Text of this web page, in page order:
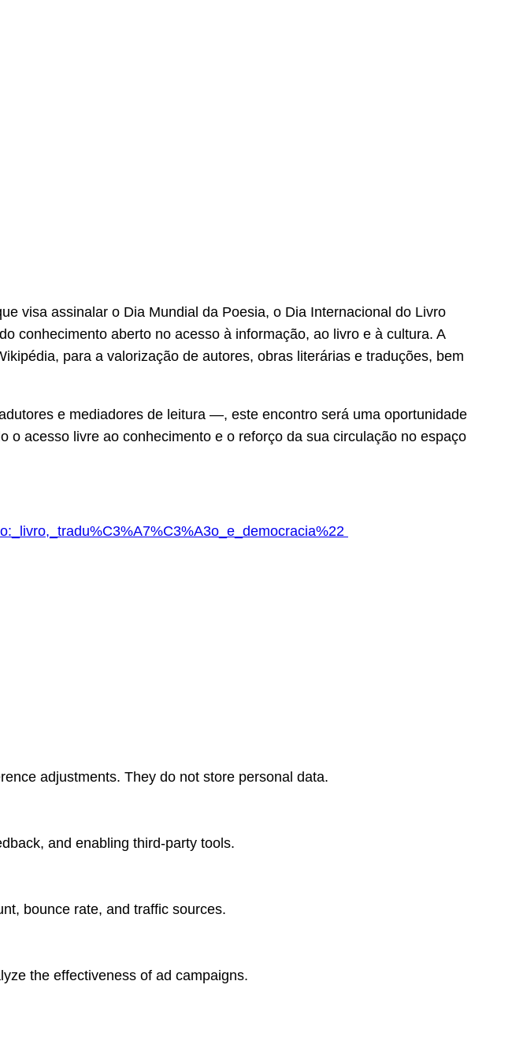
visa assinalar o Dia Mundial da Poesia, o Dia Internacional do Livro
conhecimento aberto no acesso à informação, ao livro e à cultura. A
para a valorização de autores, obras literárias e traduções, bem
e mediadores de leitura —, este encontro será uma oportunidade
acesso livre ao conhecimento e o reforço da sua circulação no espaço
adjustments. They do not store personal data.
and enabling third-party tools.
bounce rate, and traffic sources.
the effectiveness of ad campaigns.